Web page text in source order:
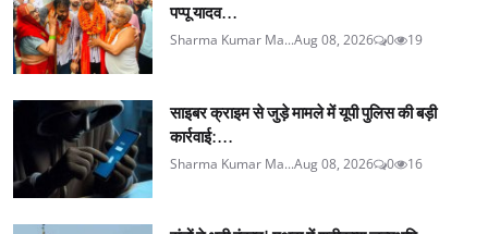
पप्पू यादव...
Sharma Kumar Ma...Aug 08, 2026 0 19
साइबर क्राइम से जुड़े मामले में यूपी पुलिस की बड़ी
कार्रवाई:...
Sharma Kumar Ma...Aug 08, 2026 0 16